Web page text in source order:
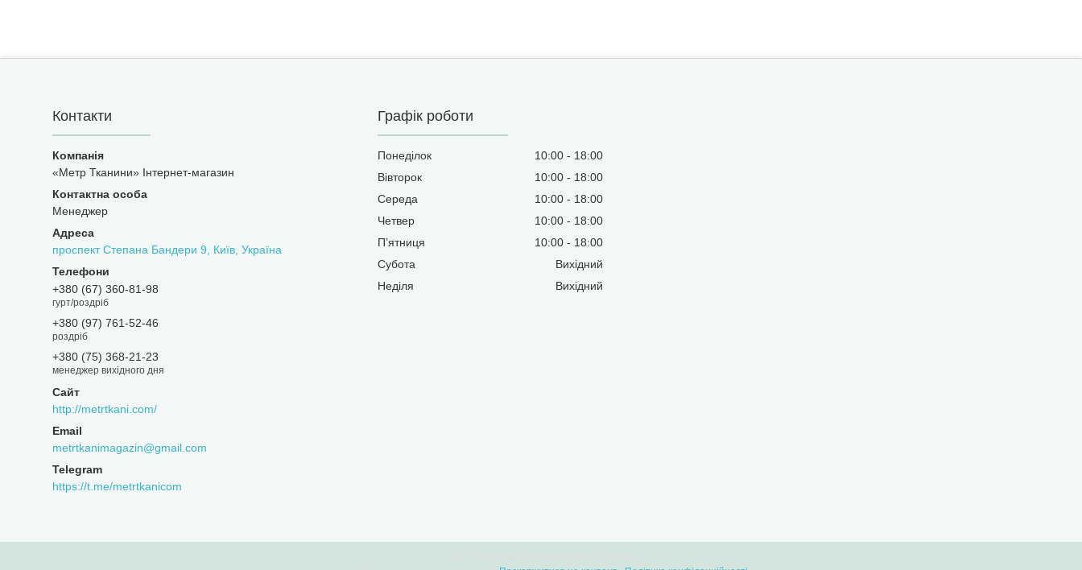
Контакти
«Метр Тканини» Інтернет-магазин
Менеджер
проспект Степана Бандери 9, Київ, Україна
+380 (67) 360-81-98
гурт/роздріб
+380 (97) 761-52-46
роздріб
+380 (75) 368-21-23
менеджер вихідного дня
http://metrtkani.com/
metrtkanimagazin@gmail.com
https://t.me/metrtkanicom
Графік роботи
Понеділок 10:00
18:00
Вівторок
10:00
18:00
Середа
10:00
18:00
Четвер
10:00
18:00
Пʼятниця
10:00
18:00
Субота
Вихідний
Неділя
Вихідний